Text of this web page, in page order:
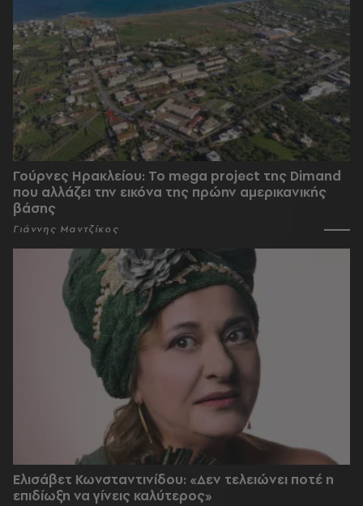
Γούρνες Ηρακλείου: To mega project της Dimand
που αλλάζει την εικόνα της πρώην αμερικανικής
βάσης
Γιάννης Μαντζίκος
Ελισάβετ Κωνσταντινίδου: «Δεν τελειώνει ποτέ η
επιδίωξη να γίνεις καλύτερος»